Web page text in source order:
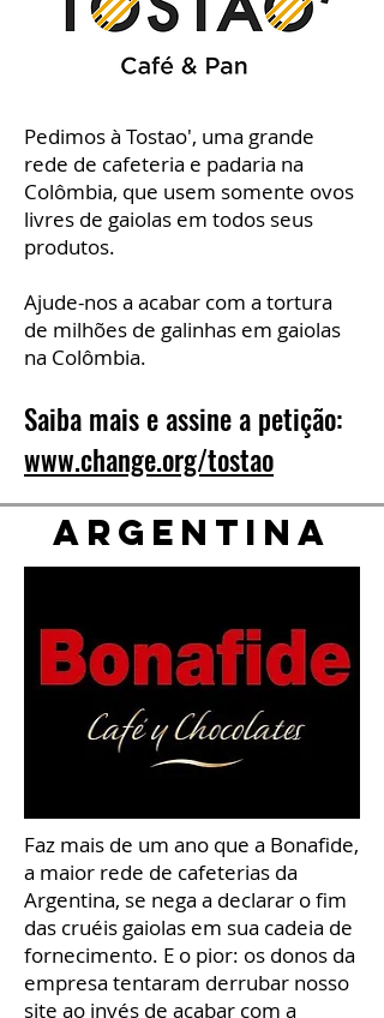
Pedimos à Tostao', uma grande
rede de cafeteria e padaria na
Colômbia, que usem somente ovos
livres de gaiolas em todos seus
produtos.
Ajude-nos a acabar com a tortura
de milhões de galinhas em gaiolas
na Colômbia.
Saiba mais e assine a petição:
www.change.org/tostao
Argentina
Faz mais de um ano que a Bonafide,
a maior rede de cafeterias da
Argentina, se nega a declarar o fim
das cruéis gaiolas em sua cadeia de
fornecimento. E o pior: os donos da
empresa tentaram derrubar nosso
site ao invés de acabar com a